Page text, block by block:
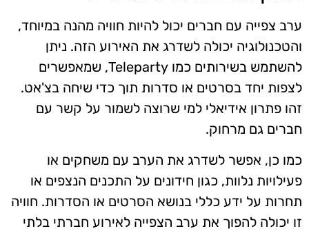
ערב צפייה עם חברים יכול להיות חוויה מהנה במיוחד,
והטכנולוגיה יכולה לשדרג את האירוע הזה. ניתן
להשתמש בשירותים כמו Teleparty, שמאפשרים
לצפות יחד בסרטים או סדרות תוך כדי שיחה בצ'אט.
זהו פתרון אידיאלי למי שרוצה לשמור על קשר עם
חברים גם מרחוק.
כמו כן, אפשר לשדרג את הערב עם משחקים או
פעילויות נלוות, כגון חידונים על התכנים הנצפים או
תחרות על ידע כללי בנושא הסרטים או הסדרות. חוויה
זו יכולה להפוך את ערב הצפייה לאירוע חברתי בלתי